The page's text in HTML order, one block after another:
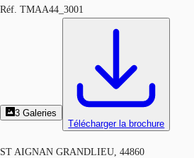
Réf. TMAA44_3001
3 Galeries
Télécharger la brochure
ST AIGNAN GRANDLIEU, 44860